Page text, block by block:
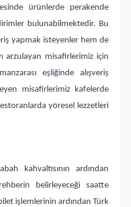
ürünlerde perakende
bulunabilmektedir. Bu
yapmak isteyenler hem de
arzulayan misafirlerimiz için
eşliğinde alışveriş
misafirlerimiz kafelerde
yöresel lezzetleri
kahvaltısının ardından
belirleyeceği saatte
işlemlerinin ardından Türk